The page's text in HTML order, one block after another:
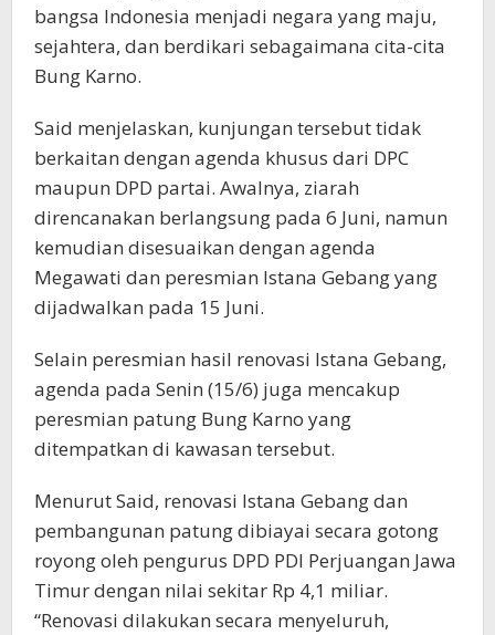
bangsa Indonesia menjadi negara yang maju,
sejahtera, dan berdikari sebagaimana cita-cita
Bung Karno.
Said menjelaskan, kunjungan tersebut tidak
berkaitan dengan agenda khusus dari DPC
maupun DPD partai. Awalnya, ziarah
direncanakan berlangsung pada 6 Juni, namun
kemudian disesuaikan dengan agenda
Megawati dan peresmian Istana Gebang yang
dijadwalkan pada 15 Juni.
Selain peresmian hasil renovasi Istana Gebang,
agenda pada Senin (15/6) juga mencakup
peresmian patung Bung Karno yang
ditempatkan di kawasan tersebut.
Menurut Said, renovasi Istana Gebang dan
pembangunan patung dibiayai secara gotong
royong oleh pengurus DPD PDI Perjuangan Jawa
Timur dengan nilai sekitar Rp 4,1 miliar.
“Renovasi dilakukan secara menyeluruh,